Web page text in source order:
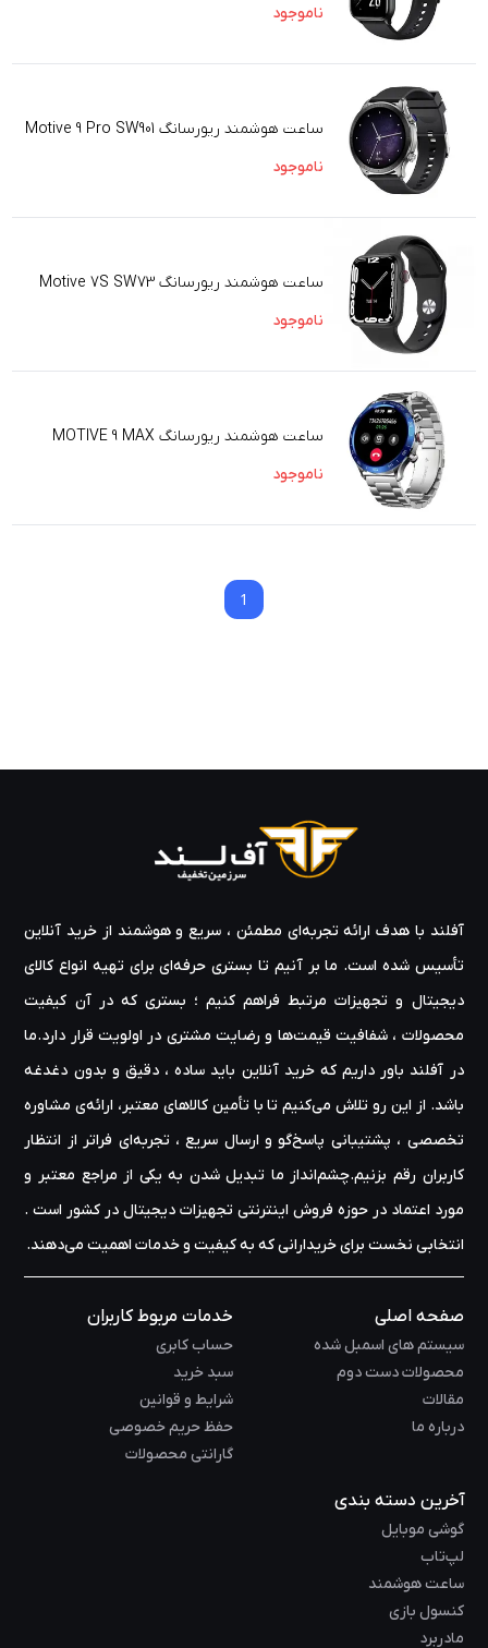
ناموجود
ساعت هوشمند ریورسانگ Motive 9 Pro SW901
ناموجود
ساعت هوشمند ریورسانگ Motive 7S SW73
ناموجود
ساعت هوشمند ریورسانگ MOTIVE 9 MAX
ناموجود
11
آفلند با هدف ارائه‌ تجربه‌ای مطمئن ، سریع و هوشمند از خرید آنلاین
تأسیس شده است. ما بر آنیم تا بستری حرفه‌ای برای تهیه‌ انواع کالای
دیجیتال و تجهیزات مرتبط فراهم کنیم ؛ بستری که در آن کیفیت
محصولات ، شفافیت قیمت‌ها و رضایت مشتری در اولویت قرار دارد.ما
در آفلند باور داریم که خرید آنلاین باید ساده ، دقیق و بدون دغدغه
باشد. از این رو تلاش می‌کنیم تا با تأمین کالاهای معتبر، ارائه‌ی مشاوره‌
تخصصی ، پشتیبانی پاسخ‌گو و ارسال سریع ، تجربه‌ای فراتر از انتظار
کاربران رقم بزنیم.چشم‌انداز ما تبدیل شدن به یکی از مراجع معتبر و
مورد اعتماد در حوزه‌ فروش اینترنتی تجهیزات دیجیتال در کشور است .
انتخابی نخست برای خریدارانی که به کیفیت و خدمات اهمیت می‌دهند.
صفحه اصلی
سیستم های اسمبل شده
محصولات دست دوم
مقالات
درباره ما
خدمات مربوط کاربران
حساب کابری
سبد خرید
شرایط و قوانین
حفظ حریم خصوصی
گارانتی محصولات
آخرین دسته بندی
گوشی موبایل
لپ‌تاب
ساعت هوشمند
کنسول بازی
مادربرد